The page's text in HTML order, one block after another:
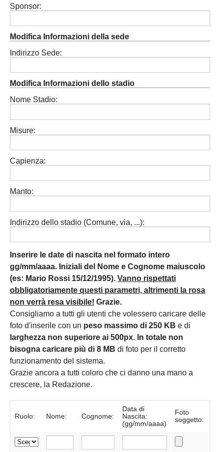
Sponsor:
Modifica Informazioni della sede
Indirizzo Sede:
Modifica Informazioni dello stadio
Nome Stadio:
Misure:
Capienza:
Manto:
Indirizzo dello stadio (Comune, via, ...):
Inserire le date di nascita nel formato intero
gg/mm/aaaa. Iniziali del Nome e Cognome maiuscolo
(es: Mario Rossi 15/12/1995). Vanno rispettati
obbligatoriamente questi parametri, altrimenti la rosa
non verrà resa visibile! Grazie.
Consigliamo a tutti gli utenti che volessero caricare delle
foto d'inserile con un peso massimo di 250 KB e di
larghezza non superiore ai 500px. In totale non
bisogna caricare più di 8 MB di foto per il corretto
funzionamento del sistema.
Grazie ancora a tutti coloro che ci danno una mano a
crescere, la Redazione.
Ruolo: Nome: Cognome:
Data di
Nascita:
(gg/mm/aaaa)
Foto
soggetto: